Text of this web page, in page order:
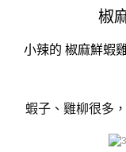
椒
小辣的 椒麻鮮蝦
蝦子、雞柳很多